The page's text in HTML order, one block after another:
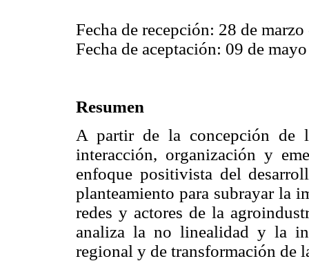
Fecha de recepción: 28 de
Fecha de aceptación: 09 de
Resumen
A partir de la concepción de
interacción, organización y
enfoque positivista del
planteamiento para subrayar la
redes y actores de la
analiza la no linealidad y la
regional y de transformación de